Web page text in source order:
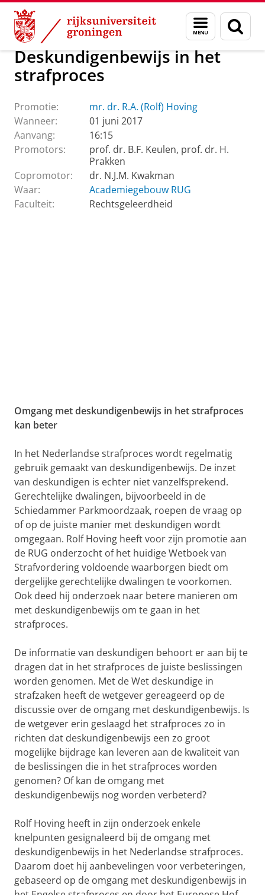
Skip
Content
Skip
Navigation
Menu
en
zoeken
Over ons Promoties Rechtsgeleerdheid
Deskundigenbewijs in het
strafproces
Promotie:
mr. dr. R.A. (Rolf) Hoving
Wanneer:
01 juni 2017
Aanvang:
16:15
Promotors:
prof. dr. B.F. Keulen, prof. dr. H.
Prakken
Copromotor:
dr. N.J.M. Kwakman
Waar:
Academiegebouw RUG
Faculteit:
Rechtsgeleerdheid
Omgang met deskundigenbewijs in het strafproces
kan beter
In het Nederlandse strafproces wordt regelmatig
gebruik gemaakt van deskundigenbewijs. De inzet
van deskundigen is echter niet vanzelfsprekend.
Gerechtelijke dwalingen, bijvoorbeeld in de
Schiedammer Parkmoordzaak, roepen de vraag op
of op de juiste manier met deskundigen wordt
omgegaan. Rolf Hoving heeft voor zijn promotie aan
de RUG onderzocht of het huidige Wetboek van
Strafvordering voldoende waarborgen biedt om
dergelijke gerechtelijke dwalingen te voorkomen.
Ook deed hij onderzoek naar betere manieren om
met deskundigenbewijs om te gaan in het
strafproces.
De informatie van deskundigen behoort er aan bij te
dragen dat in het strafproces de juiste beslissingen
worden genomen. Met de Wet deskundige in
strafzaken heeft de wetgever gereageerd op de
discussie over de omgang met deskundigenbewijs. Is
de wetgever erin geslaagd het strafproces zo in
richten dat deskundigenbewijs een zo groot
mogelijke bijdrage kan leveren aan de kwaliteit van
de beslissingen die in het strafproces worden
genomen? Of kan de omgang met
deskundigenbewijs nog worden verbeterd?
Rolf Hoving heeft in zijn onderzoek enkele
knelpunten gesignaleerd bij de omgang met
deskundigenbewijs in het Nederlandse strafproces.
Daarom doet hij aanbevelingen voor verbeteringen,
gebaseerd op de omgang met deskundigenbewijs in